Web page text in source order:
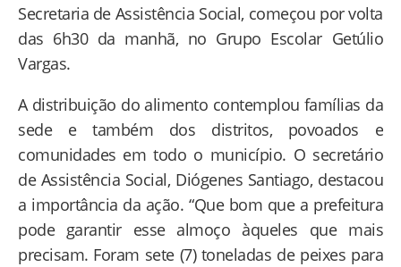
Secretaria de Assistência Social, começou por volta
das 6h30 da manhã, no Grupo Escolar Getúlio
Vargas.
A distribuição do alimento contemplou famílias da
sede e também dos distritos, povoados e
comunidades em todo o município. O secretário
de Assistência Social, Diógenes Santiago, destacou
a importância da ação. “Que bom que a prefeitura
pode garantir esse almoço àqueles que mais
precisam. Foram sete (7) toneladas de peixes para